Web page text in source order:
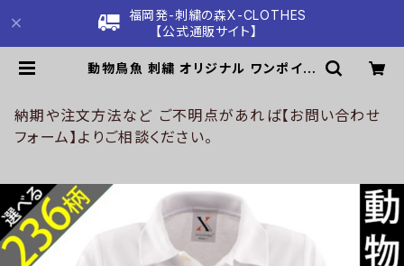
福岡発-刺繍の森X-CLOTHES
【公式通販サイト】
動物鳥魚 刺繍 オリジナル ワンポイン
白 ホワイト 母の日 柄 馬 鳥 豚 魚 グ
ッズ ori-aw-poh2-g06-s | 刺繍
の森X-CLOTHES【公式通販サイト】
納期や注文方法など ご不明点があれば【お問い合わせ
フォーム】よりご相談ください。